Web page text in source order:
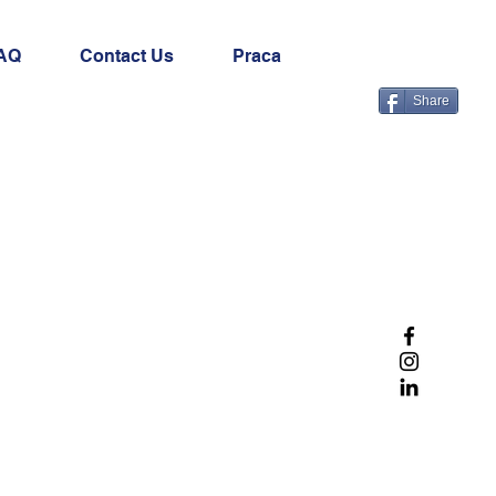
Contact Us Praca
Share